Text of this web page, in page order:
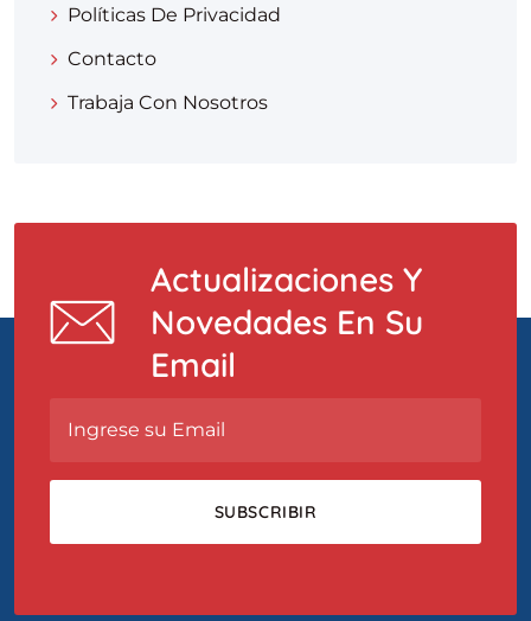
Políticas De Privacidad
Contacto
Trabaja Con Nosotros
Actualizaciones Y
Novedades En Su
Email